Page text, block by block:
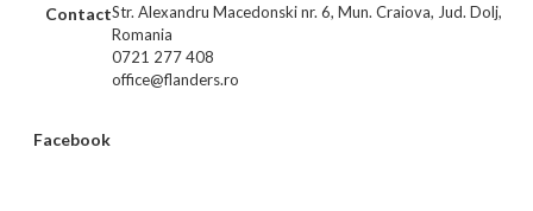
ContactStr. Alexandru Macedonski nr. 6, Mun. Craiova, Jud. Dolj,
Romania
0721 277 408
office@flanders.ro
Facebook